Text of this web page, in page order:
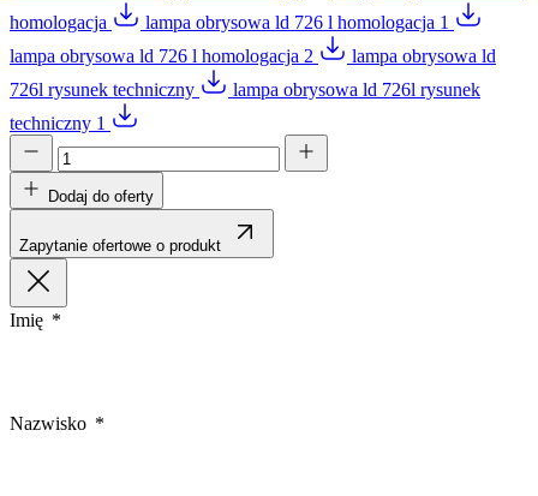
homologacja
lampa obrysowa ld 726 l homologacja 1
lampa obrysowa ld 726 l homologacja 2
lampa obrysowa ld
726l rysunek techniczny
lampa obrysowa ld 726l rysunek
techniczny 1
Dodaj do oferty
Zapytanie ofertowe o produkt
Imię
Nazwisko